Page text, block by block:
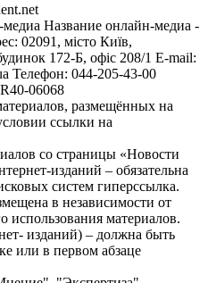
Название онлайн-медиа -
02091, місто Київ,
172-Б, офіс 208/1 E-mail:
Телефон: 044-205-43-00
06068
размещённых на
ссылки на
со страницы «Новости
изданий – обязательна
систем гиперссылка.
в независимости от
использования материалов.
изданий) – должна быть
или в первом абзаце